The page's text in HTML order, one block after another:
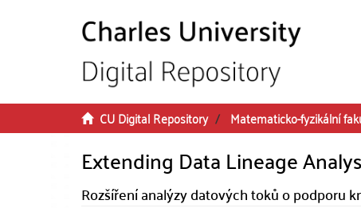
CU Digital Repository Matematicko-fyzikální
Extending Data Lineage
Rozšíření analýzy datových toků o podporu